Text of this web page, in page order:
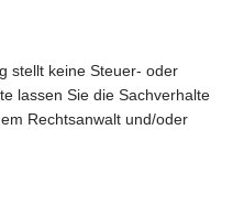
stellt keine Steuer- oder
lassen Sie die Sachverhalte
Rechtsanwalt und/oder